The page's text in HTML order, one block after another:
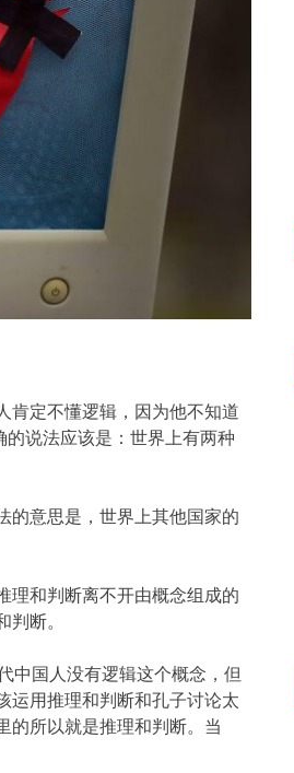
肯定不懂逻辑，因为他不知道
的说法应该是：世界上有两种
的意思是，世界上其他国家的
理和判断离不开由概念组成的
断。
中国人没有逻辑这个概念，但
运用推理和判断和孔子讨论太
的所以就是推理和判断。当